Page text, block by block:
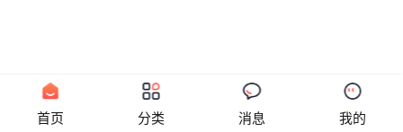
首页 分类 消息 我的